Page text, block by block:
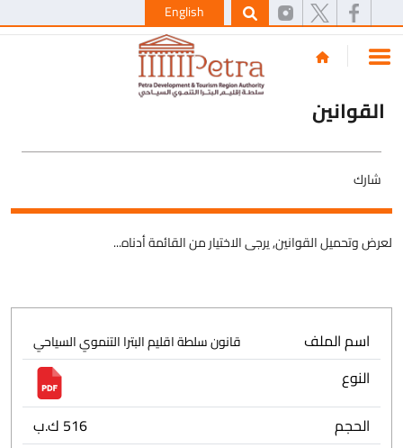
English
القوانين
شارك
لعرض وتحميل القوانين, يرجى الاختيار من القائمة أدناه...
اسم الملف قانون سلطة اقليم البترا التنموي السياحي
النوع
الحجم
516 ك.ب